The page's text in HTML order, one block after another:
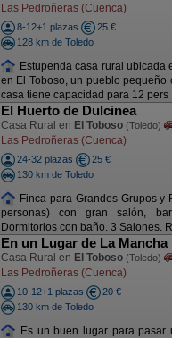
Las Pedroñeras (Cuenca)
8-12+1 plazas
25 €
128 km de Toledo
Estupenda casa rural ubicada
en El Toboso, un pueblo pequeño
casa tiene capacidad para 12 pers
El Huerto de Dulcinea
Casa Rural en El Toboso (Toledo)
Las Pedroñeras (Cuenca)
24-32 plazas
25 €
130 km de Toledo
Finca para Grandes Grupos y
personas) con gran salón,
Dormitorios con baño. 3 Salones.
En un Lugar de La Mancha
Casa Rural en El Toboso (Toledo)
Las Pedroñeras (Cuenca)
10-12+1 plazas
20 €
130 km de Toledo
Es un buen lugar para pasar